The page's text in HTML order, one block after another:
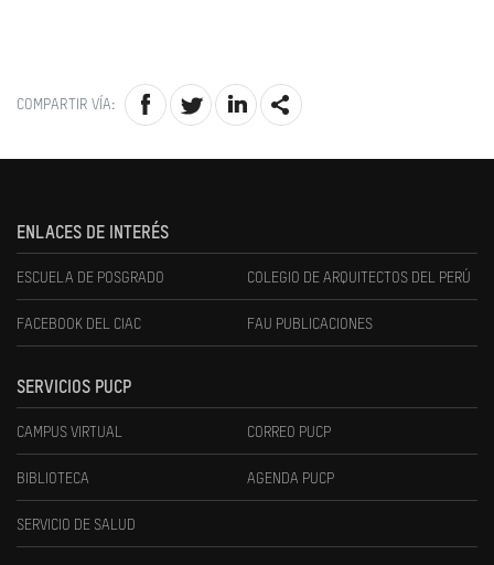
COMPARTIR VÍA:
ENLACES DE INTERÉS
ESCUELA DE POSGRADO COLEGIO DE ARQUITECTOS DEL PERÚ
FACEBOOK DEL CIAC FAU PUBLICACIONES
SERVICIOS PUCP
CAMPUS VIRTUAL CORREO PUCP
BIBLIOTECA AGENDA PUCP
SERVICIO DE SALUD